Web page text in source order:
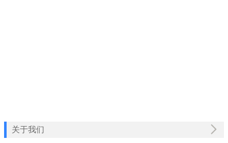
关于我们